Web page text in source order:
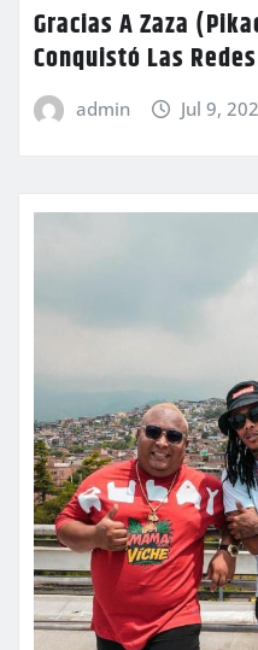
Gracias A Zaza
Conquistó Las
admin Jul 9,